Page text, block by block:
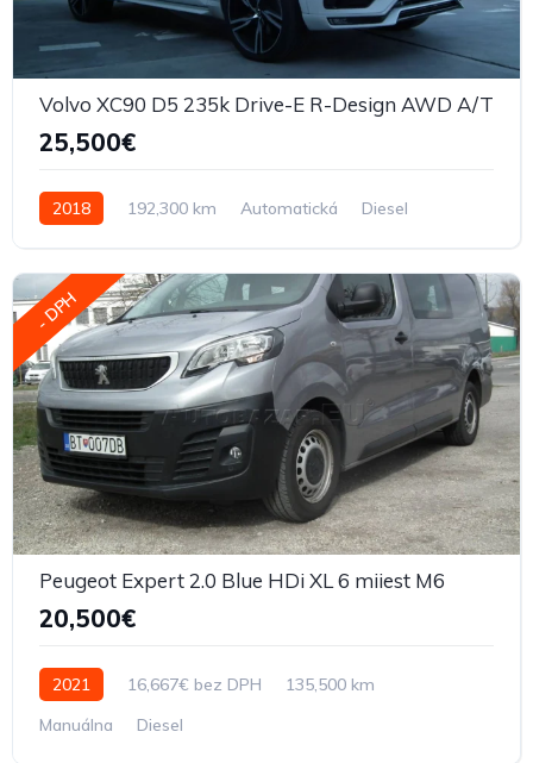
Volvo XC90 D5 235k Drive-E R-Design AWD A/T
25,500€
2018 192,300 km Automatická Diesel
- DPH
Peugeot Expert 2.0 Blue HDi XL 6 miiest M6
20,500€
2021 16,667€ bez DPH
135,500 km
Manuálna
Diesel